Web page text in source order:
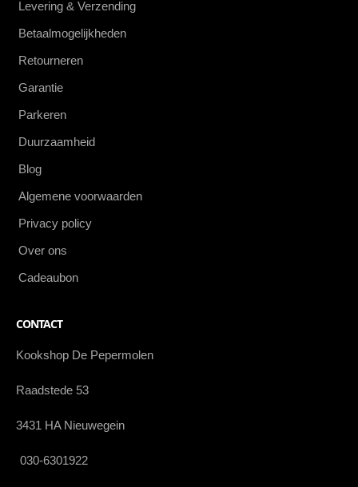
Levering & Verzending
Betaalmogelijkheden
Retourneren
Garantie
Parkeren
Duurzaamheid
Blog
Algemene voorwaarden
Privacy policy
Over ons
Cadeaubon
CONTACT
Kookshop De Pepermolen
Raadstede 53
3431 HA Nieuwegein
030-6301922